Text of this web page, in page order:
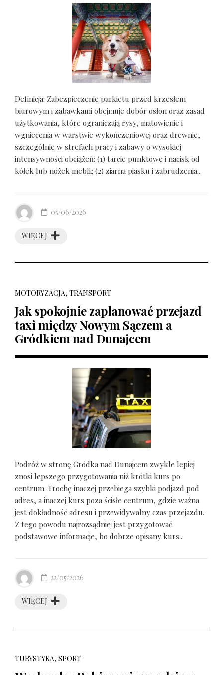
Definicja: Zabezpieczenie parkietu przed krzesłem
biurowym i zabawkami obejmuje dobór osłon oraz zasad
użytkowania, które ograniczają rysy, matowienie i
wgniecenia w warstwie wykończeniowej oraz drewnie,
szczególnie w strefach pracy i zabawy o wysokiej
intensywności obciążeń: (1) tarcie punktowe i nacisk od
kółek lub nóżek mebli; (2) ziarna piasku i zabrudzenia...
WIĘCEJ
05/06/2026
MOTORYZACJA, TRANSPORT
Jak spokojnie zaplanować przejazd
taxi między Nowym Sączem a
Gródkiem nad Dunajcem
Podróż w stronę Gródka nad Dunajcem zwykle lepiej
znosi lepszego przygotowania niż krótki kurs po
centrum. Trochę inaczej przebiega szybki podjazd pod
adres, a inaczej kurs poza ścisłe centrum, gdzie ważna
jest dokładność adresu i przewidywalny czas przejazdu.
Z tego powodu najrozsądniej jest przygotować
podstawowe informacje, bo dobrze opisany kurs...
WIĘCEJ
22/05/2026
TURYSTYKA, SPORT